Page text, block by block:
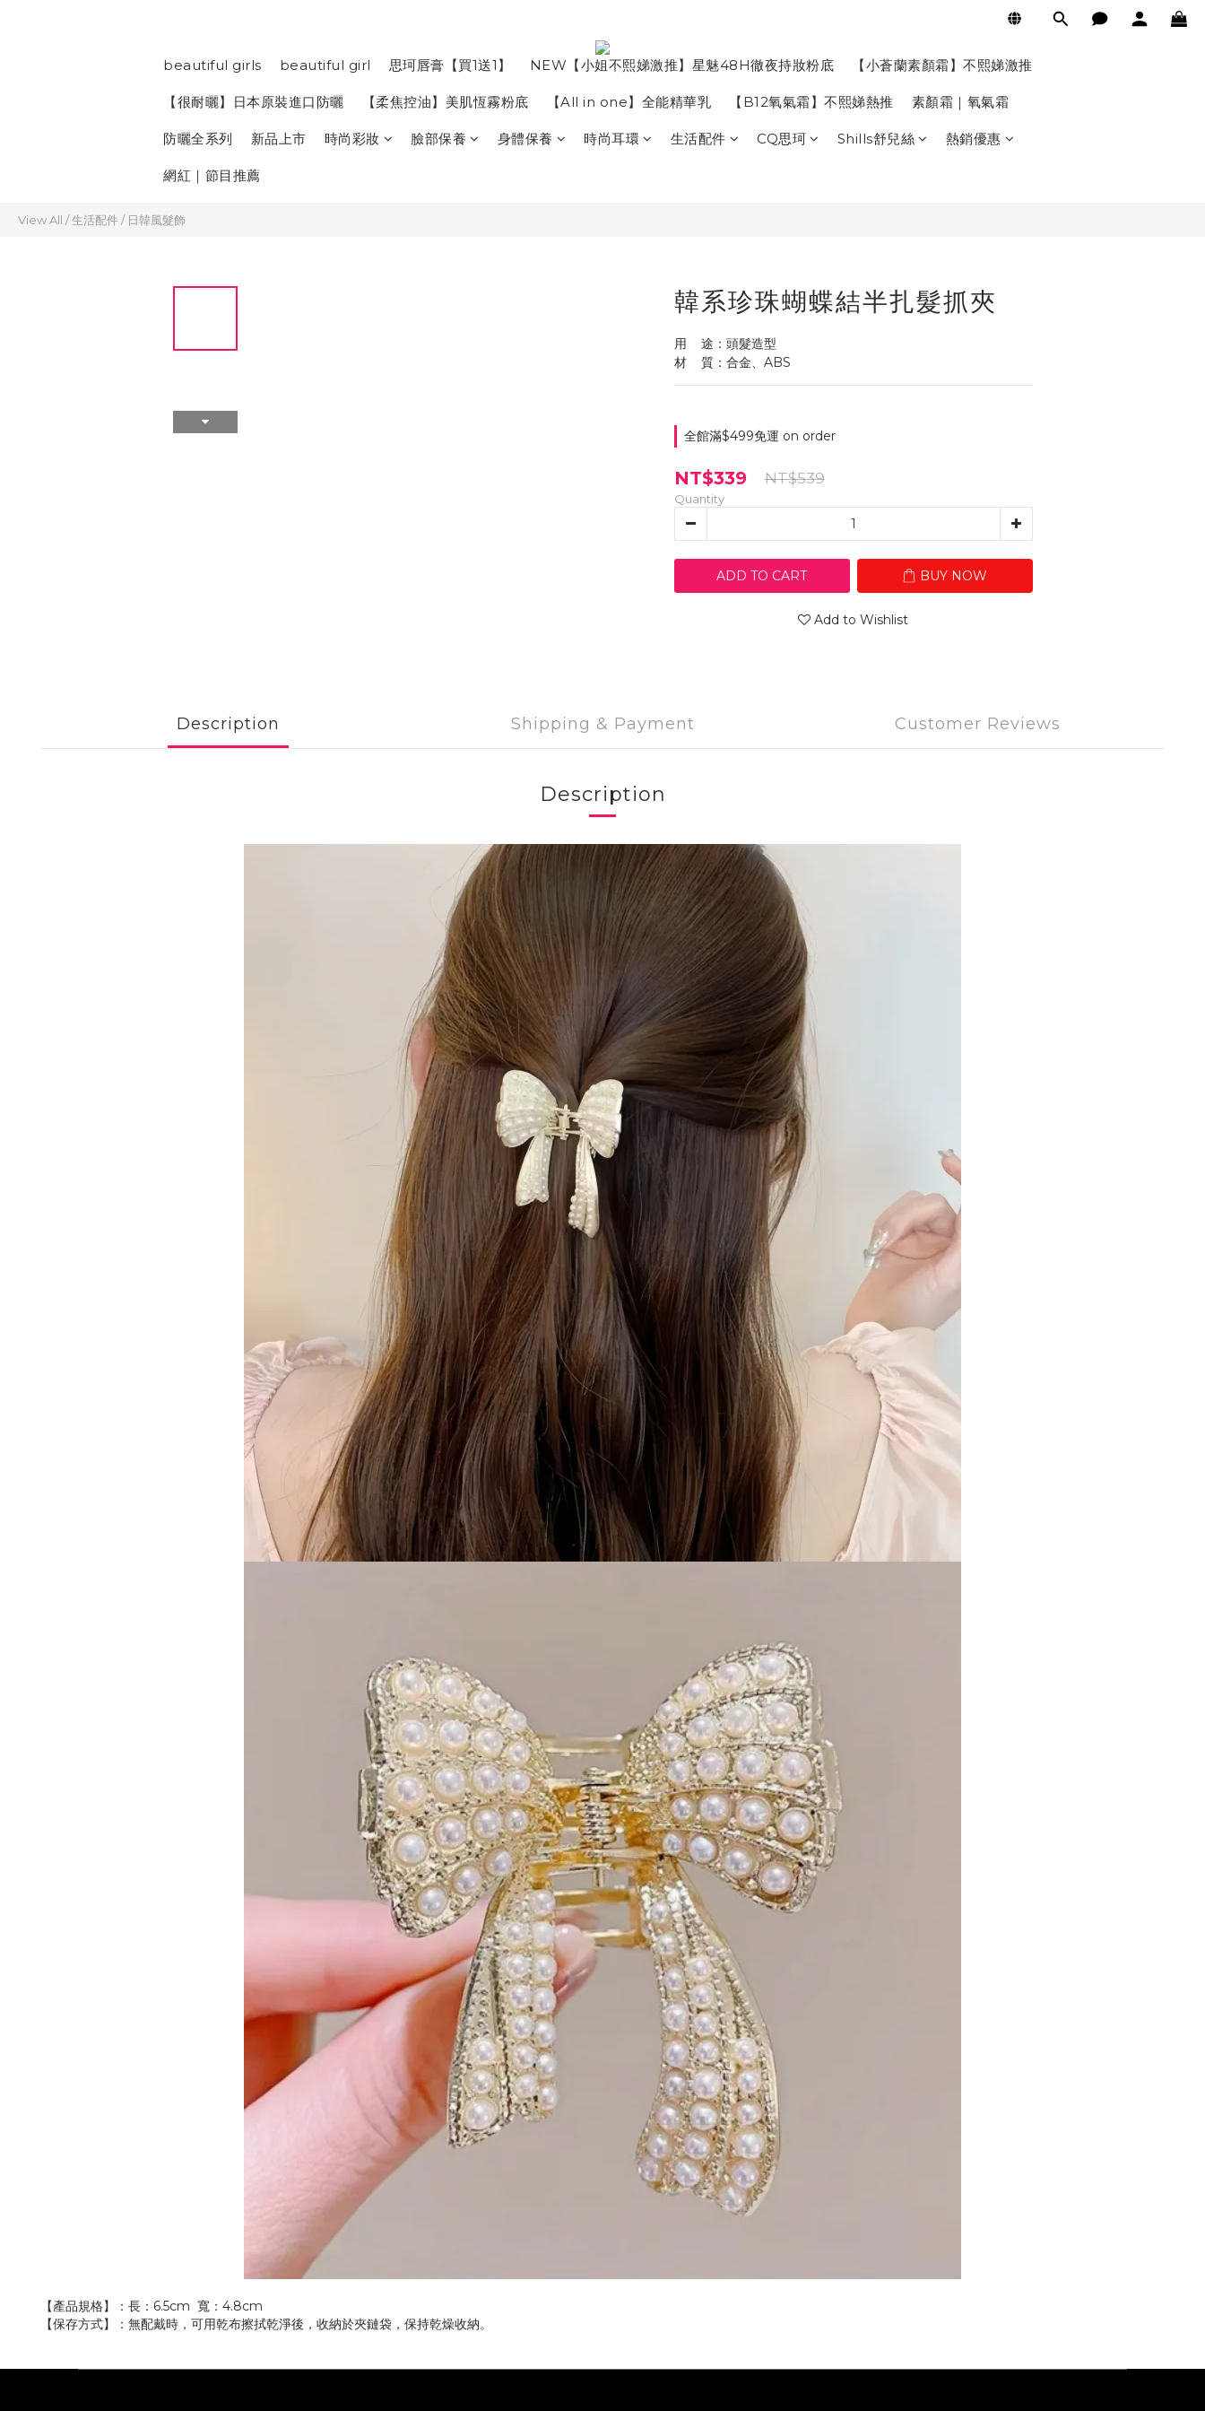
beautiful girls beautiful girl 思珂唇膏【買1送1】 NEW【小姐不熙娣激推】星魅48H徹夜持妝粉底 【小蒼蘭素顏霜】不熙娣激推
【很耐曬】日本原裝進口防曬 【柔焦控油】美肌恆霧粉底 【All in one】全能精華乳 【B12氧氣霜】不熙娣熱推 素顏霜｜氧氣霜
防曬全系列 新品上市 時尚彩妝 臉部保養 身體保養 時尚耳環 生活配件 CQ思珂 Shills舒兒絲 熱銷優惠
網紅｜節目推薦
View All /生活配件/ 日韓風髮飾
韓系珍珠蝴蝶結半扎髮抓夾
用    途：頭髮造型
材    質：合金、ABS
全館滿$499免運 on order
NT$339 NT$539
Quantity
ADD TO CART BUY NOW
Add to Wishlist
Description Shipping & Payment Customer Reviews
Description
【產品規格】：長：6.5cm 寬：4.8cm
【保存方式】：無配戴時，可用乾布擦拭乾淨後，收納於夾鏈袋，保持乾燥收納。
BUY NOW